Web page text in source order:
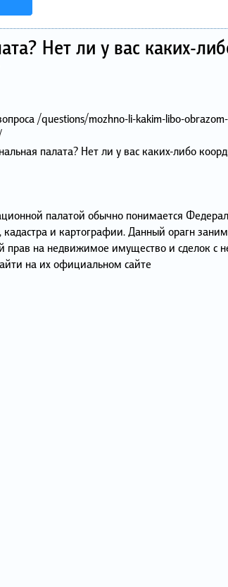
Нет ли у вас каких-
/questions/mozhno-li-kakim-libo-
палата? Нет ли у вас каких-либо
палатой обычно понимается
кадастра и картографии. Данный орагн
прав на недвижимое имущество и сделок с
на их официальном сайте